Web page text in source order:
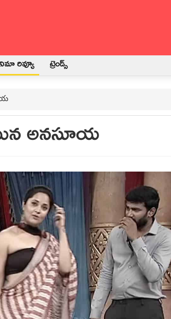
రివ్యూ ట్రెండ్స్
అన‌సూయ